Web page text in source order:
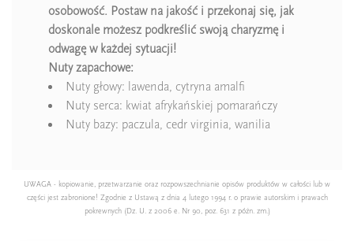
osobowość. Postaw na jakość i przekonaj się, jak
doskonale możesz podkreślić swoją charyzmę i
odwagę w każdej sytuacji!
Nuty zapachowe:
Nuty głowy: lawenda, cytryna amalfi
Nuty serca: kwiat afrykańskiej pomarańczy
Nuty bazy: paczula, cedr virginia, wanilia
UWAGA - kopiowanie, przetwarzanie oraz rozpowszechnianie opisów produktów w całości lub w
części jest zabronione! Zgodnie z Ustawą z dnia 4 lutego 1994 r. o prawie autorskim i prawach
pokrewnych (Dz. U. z 2006 e. Nr 90, poz. 631 z późn. zm.)